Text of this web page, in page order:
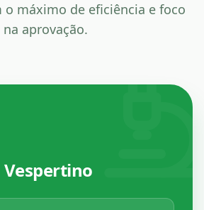
o máximo de eficiência e foco
na aprovação.
Vespertino